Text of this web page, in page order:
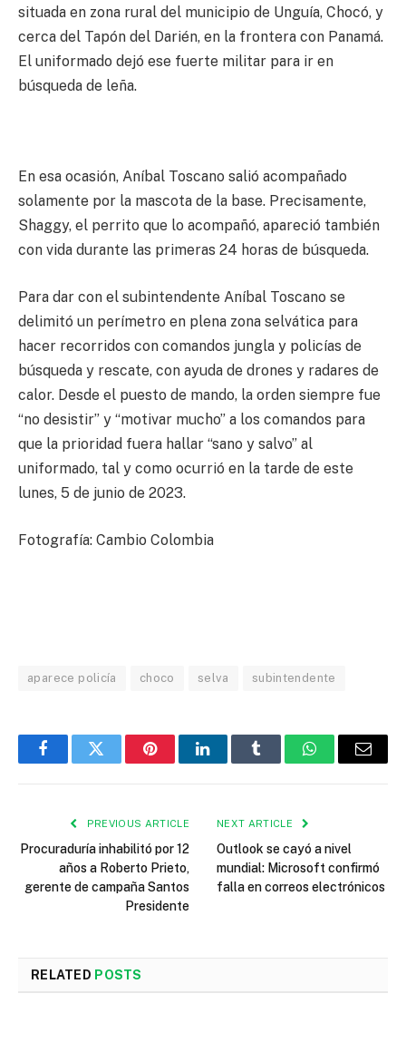
situada en zona rural del municipio de Unguía, Chocó, y
cerca del Tapón del Darién, en la frontera con Panamá.
El uniformado dejó ese fuerte militar para ir en
búsqueda de leña.
En esa ocasión, Aníbal Toscano salió acompañado
solamente por la mascota de la base. Precisamente,
Shaggy, el perrito que lo acompañó, apareció también
con vida durante las primeras 24 horas de búsqueda.
Para dar con el subintendente Aníbal Toscano se
delimitó un perímetro en plena zona selvática para
hacer recorridos con comandos jungla y policías de
búsqueda y rescate, con ayuda de drones y radares de
calor. Desde el puesto de mando, la orden siempre fue
“no desistir” y “motivar mucho” a los comandos para
que la prioridad fuera hallar “sano y salvo” al
uniformado, tal y como ocurrió en la tarde de este
lunes, 5 de junio de 2023.
Fotografía: Cambio Colombia
aparece policía choco selva subintendente
FacebookTwitter PinterestLinkedInTumblr WhatsAppEmail
PREVIOUS ARTICLE
Procuraduría inhabilitó por 12
años a Roberto Prieto,
gerente de campaña Santos
Presidente
NEXT ARTICLE
Outlook se cayó a nivel
mundial: Microsoft confirmó
falla en correos electrónicos
RELATED POSTS